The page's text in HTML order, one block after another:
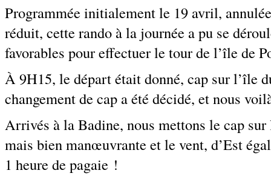
Programmée initialement le 19 avril,
réduit, cette rando à la journée a pu se
favorables pour effectuer le tour de l’île de
À 9H15, le départ était donné, cap sur l’île
changement de cap a été décidé, et nous
Arrivés à la Badine, nous mettons le cap
mais bien manœuvrante et le vent, d’Est
1 heure de pagaie !